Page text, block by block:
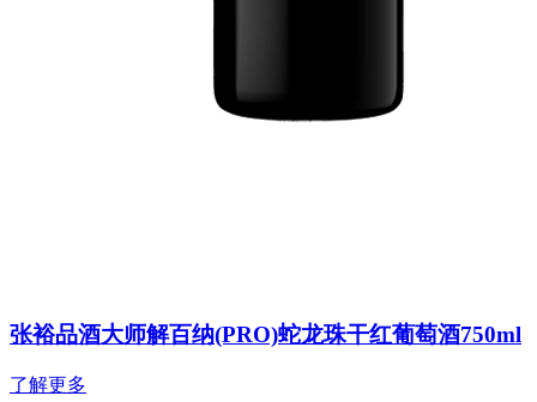
张裕品酒大师解百纳(PRO)蛇龙珠干红葡萄酒750ml
了解更多